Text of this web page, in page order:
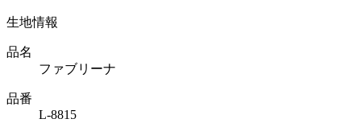
生地情報
品名
ファブリーナ
品番
L-8815